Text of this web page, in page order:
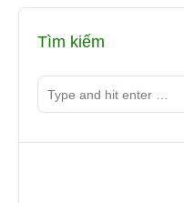
Tìm kiếm